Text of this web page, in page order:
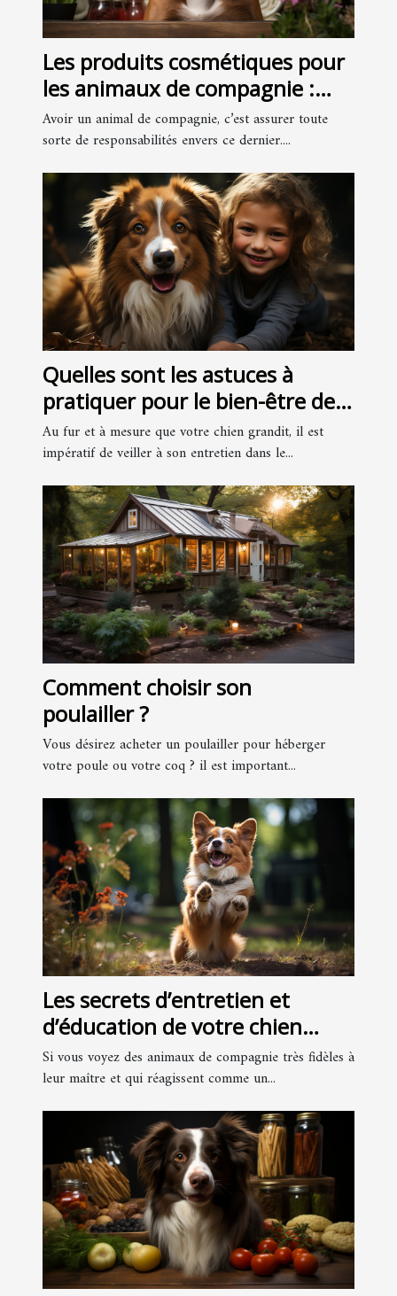
Les produits cosmétiques pour
les animaux de compagnie :
pourquoi et comment les
choisir ?
Avoir un animal de compagnie, c’est assurer toute
sorte de responsabilités envers ce dernier....
Quelles sont les astuces à
pratiquer pour le bien-être de
son chien ?
Au fur et à mesure que votre chien grandit, il est
impératif de veiller à son entretien dans le...
Comment choisir son
poulailler ?
Vous désirez acheter un poulailler pour héberger
votre poule ou votre coq ? il est important...
Les secrets d’entretien et
d’éducation de votre chien
sont-ils accessibles aussi
facilement ?
Si vous voyez des animaux de compagnie très fidèles à
leur maître et qui réagissent comme un...